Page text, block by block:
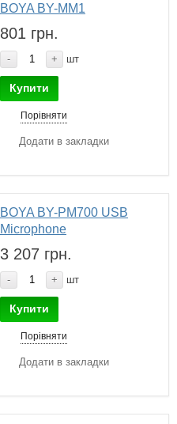
BOYA BY-MM1
801 грн.
- + шт
Купити
Порівняти
Додати в закладки
BOYA BY-PM700 USB
Microphone
3 207 грн.
- + шт
Купити
Порівняти
Додати в закладки